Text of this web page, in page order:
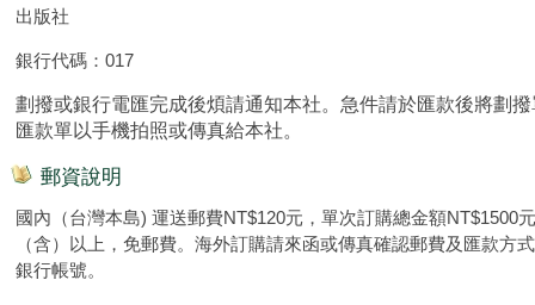
出版社
銀行代碼：017
劃撥或銀行電匯完成後煩請通知本社。急件請於匯款後將劃撥
匯款單以手機拍照或傳真給本社。
郵資說明
國內（台灣本島) 運送郵費NT$120元，單次訂購總金額NT$1500元
（含）以上，免郵費。海外訂購請來函或傳真確認郵費及匯款方
銀行帳號。